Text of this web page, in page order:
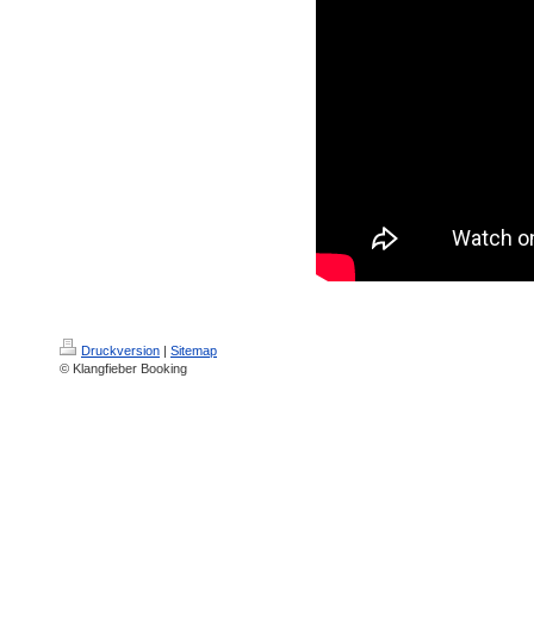
Druckversion | Sitemap
© Klangfieber Booking